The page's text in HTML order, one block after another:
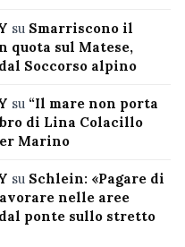
su Smarriscono il
quota sul Matese,
Soccorso alpino
su “Il mare non porta
di Lina Colacillo
Marino
su Schlein: «Pagare di
nelle aree
ponte sullo stretto